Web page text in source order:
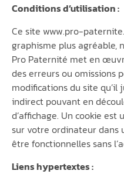
Conditions d’utilisation :
Ce site www.pro-
graphisme plus agréable,
Pro Paternité met en
des erreurs ou omissions
modifications du site
indirect pouvant en
d’affichage. Un cookie
sur votre ordinateur dans
être fonctionnelles sans
Liens hypertextes :